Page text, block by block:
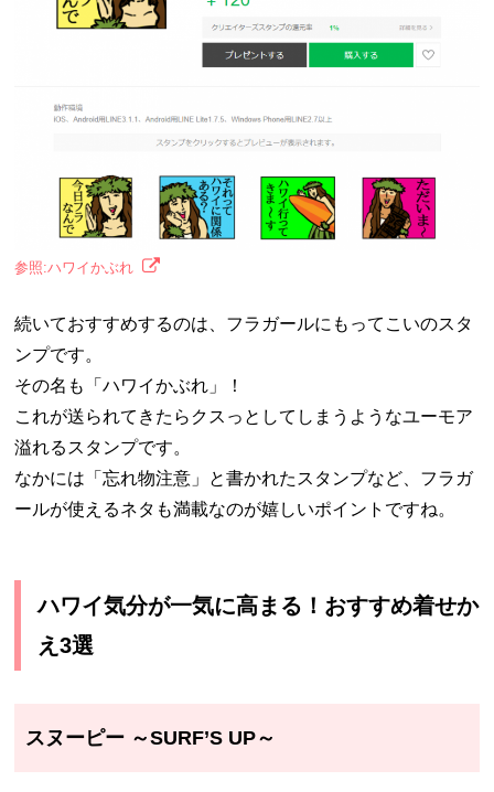
参照:ハワイかぶれ
続いておすすめするのは、フラガールにもってこいのスタ
ンプです。
その名も「ハワイかぶれ」！
これが送られてきたらクスっとしてしまうようなユーモア
溢れるスタンプです。
なかには「忘れ物注意」と書かれたスタンプなど、フラガ
ールが使えるネタも満載なのが嬉しいポイントですね。
ハワイ気分が一気に高まる！おすすめ着せか
え3選
スヌーピー ～SURF’S UP～